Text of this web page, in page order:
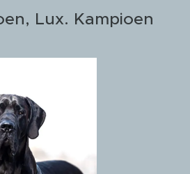
Lux. Kampioen